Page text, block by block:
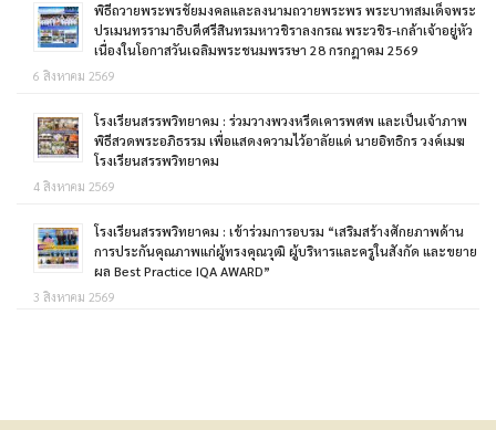
พิธีถวายพระพรชัยมงคลและลงนามถวายพระพร พระบาทสมเด็จพระ
ปรเมนทรรามาธิบดีศรีสินทรมหาวชิราลงกรณ พระวชิร-เกล้าเจ้าอยู่หัว
เนื่องในโอกาสวันเฉลิมพระชนมพรรษา 28 กรกฎาคม 2569
6 สิงหาคม 2569
โรงเรียนสรรพวิทยาคม : ร่วมวางพวงหรีดเคารพศพ และเป็นเจ้าภาพ
พิธีสวดพระอภิธรรม เพื่อแสดงความไว้อาลัยแด่ นายอิทธิกร วงค์เมฆ
โรงเรียนสรรพวิทยาคม
4 สิงหาคม 2569
โรงเรียนสรรพวิทยาคม : เข้าร่วมการอบรม “เสริมสร้างศักยภาพด้าน
การประกันคุณภาพแก่ผู้ทรงคุณวุฒิ ผู้บริหารและครูในสังกัด และขยาย
ผล Best Practice IQA AWARD”
3 สิงหาคม 2569